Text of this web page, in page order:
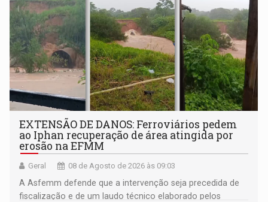
EXTENSÃO DE DANOS: Ferroviários pedem
ao Iphan recuperação de área atingida por
erosão na EFMM
Geral 08 de Agosto de 2026 às 09:03
A Asfemm defende que a intervenção seja precedida de
fiscalização e de um laudo técnico elaborado pelos